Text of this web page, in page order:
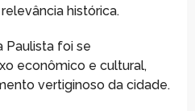
histórica.
Paulista foi se
econômico e cultural,
vertiginoso da cidade.